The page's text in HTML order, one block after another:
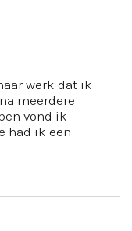
werk dat ik
meerdere
vond ik
had ik een